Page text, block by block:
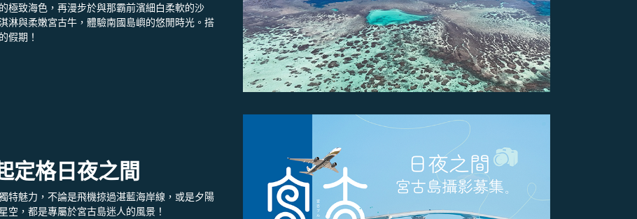
極致海色，再漫步於與那霸前濱細白柔軟的沙
淋與柔嫩宮古牛，體驗南國島嶼的悠閒時光。搭
假期！
定格日夜之間
特魅力，不論是飛機掠過湛藍海岸線，或是夕陽
空，都是專屬於宮古島迷人的風景！